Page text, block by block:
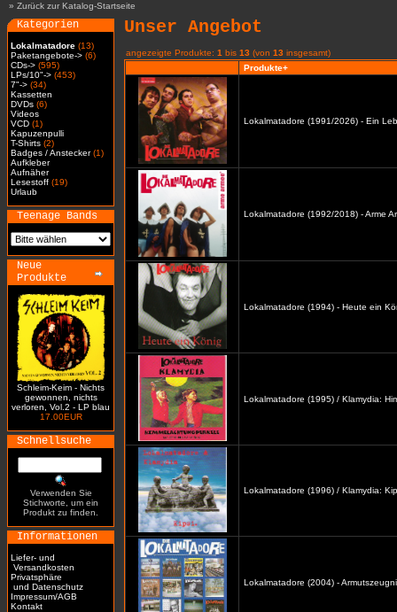
» Zurück zur Katalog-Startseite
Kategorien
Lokalmatadore (13)
Paketangebote-> (6)
CDs-> (595)
LPs/10"-> (453)
7"-> (34)
Kassetten
DVDs (6)
Videos
VCD (1)
Kapuzenpulli
T-Shirts (2)
Badges / Anstecker(1)
Aufkleber
Aufnäher
Lesestoff (19)
Urlaub
Teenage Bands
Neue
Produkte
Schleim-Keim - Nichts
gewonnen, nichts
verloren, Vol.2 - LP blau
17.00EUR
Schnellsuche
Verwenden Sie
Stichworte, um ein
Produkt zu finden.
Informationen
Liefer- und
Versandkosten
Privatsphäre
und Datenschutz
Impressum/AGB
Kontakt
Unser Angebot
angezeigte Produkte: 1 bis 13 (von 13 insgesamt)
Produkte+
Lokalmatadore (1991/2026) - Ein
Lokalmatadore (1992/2018) - Arme
Lokalmatadore (1994) - Heute ein
Lokalmatadore (1995) / Klamydia:
Lokalmatadore (1996) / Klamydia:
Lokalmatadore (2004) -